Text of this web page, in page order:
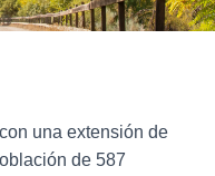
D
O
una extensión de
de 587